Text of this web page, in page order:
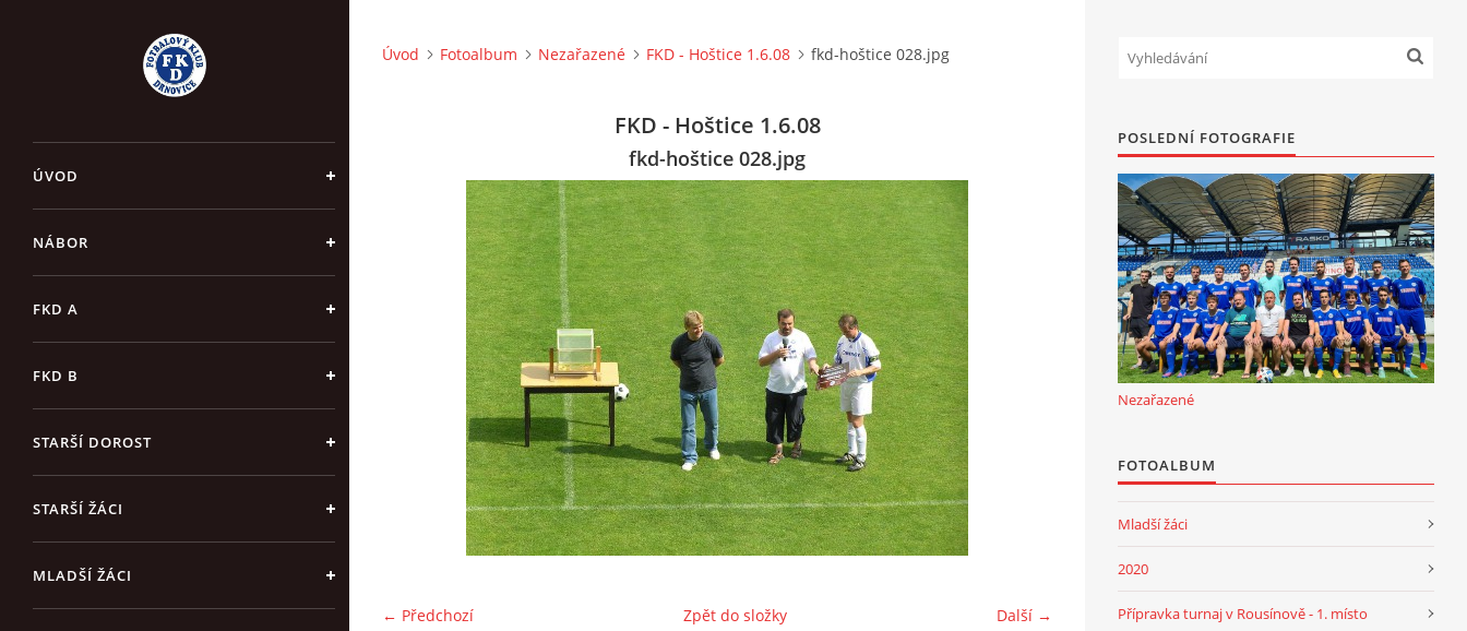
ÚVOD
NÁBOR
FKD A
FKD B
STARŠÍ DOROST
STARŠÍ ŽÁCI
MLADŠÍ ŽÁCI
Úvod Fotoalbum Nezařazené FKD - Hoštice 1.6.08 fkd-hoštice 028.jpg
FKD - Hoštice 1.6.08
fkd-hoštice 028.jpg
← Předchozí Další →
Zpět do složky
POSLEDNÍ FOTOGRAFIE
Nezařazené
FOTOALBUM
Mladší žáci
2020
Přípravka turnaj v Rousínově - 1. místo